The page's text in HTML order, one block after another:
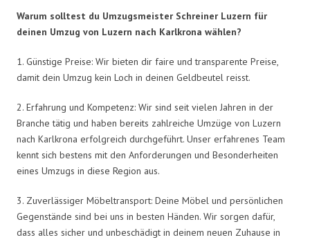
Warum solltest du Umzugsmeister Schreiner Luzern für
deinen Umzug von Luzern nach Karlkrona wählen?
1. Günstige Preise: Wir bieten dir faire und transparente Preise,
damit dein Umzug kein Loch in deinen Geldbeutel reisst.
2. Erfahrung und Kompetenz: Wir sind seit vielen Jahren in der
Branche tätig und haben bereits zahlreiche Umzüge von Luzern
nach Karlkrona erfolgreich durchgeführt. Unser erfahrenes Team
kennt sich bestens mit den Anforderungen und Besonderheiten
eines Umzugs in diese Region aus.
3. Zuverlässiger Möbeltransport: Deine Möbel und persönlichen
Gegenstände sind bei uns in besten Händen. Wir sorgen dafür,
dass alles sicher und unbeschädigt in deinem neuen Zuhause in